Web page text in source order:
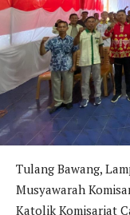
Tulang Bawang,
Musyawarah
Katolik Komisariat